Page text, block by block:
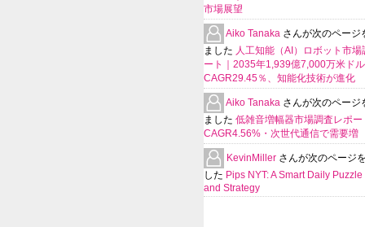
市場展望
Aiko Tanaka さんが次のページ
ました 人工知能（AI）ロボット市場
ート｜2035年1,939億7,000万米ド
CAGR29.45％、知能化技術が進化
Aiko Tanaka さんが次のページ
ました 低雑音増幅器市場調査レポー
CAGR4.56%・次世代通信で需要増
KevinMiller さんが次のページ
した Pips NYT: A Smart Daily
and Strategy